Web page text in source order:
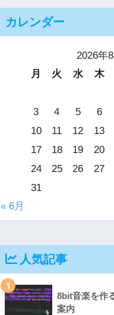
カレンダー
2026年8
月
火 水 木
3
4 5 6
10
11 12 13
17
18 19 20
24
25 26 27
31
« 6月
人気記事
1
8bit音楽を作
案内